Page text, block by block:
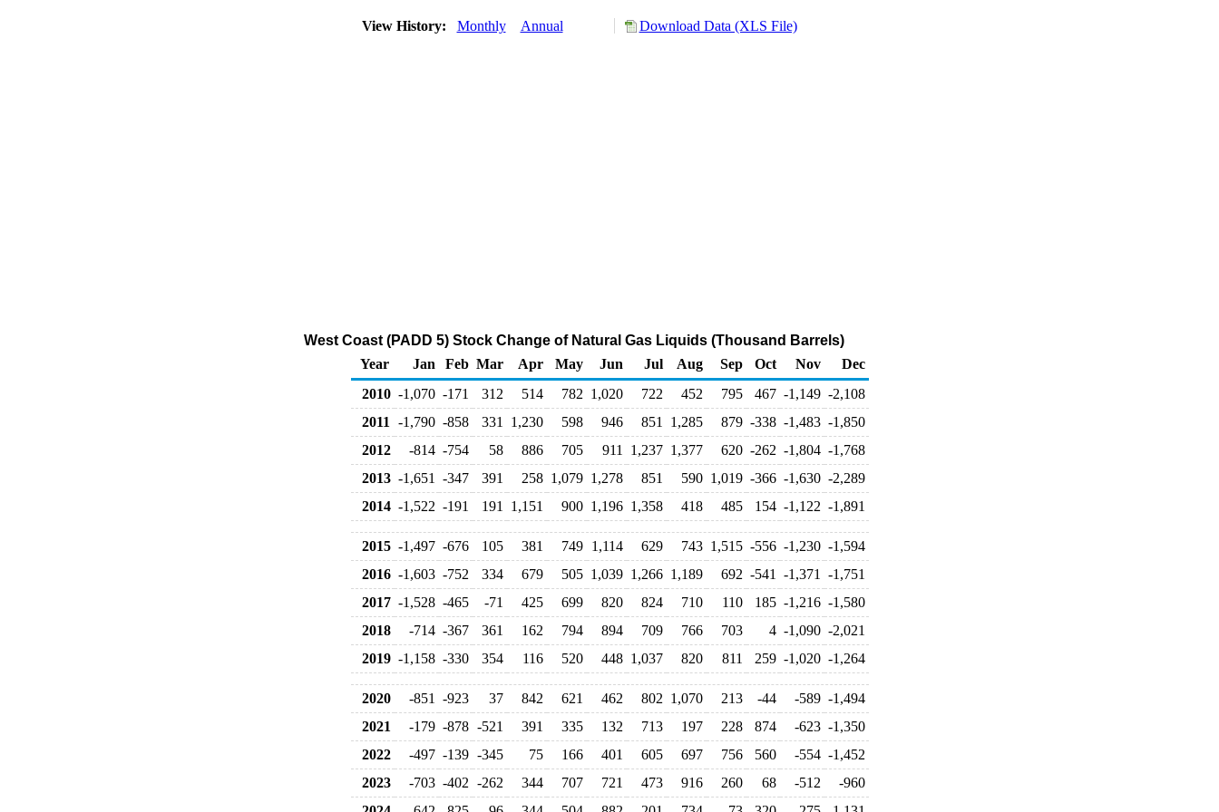
View History: Monthly Annual Download Data (XLS File)
West Coast (PADD 5) Stock Change of Natural Gas Liquids (Thousand Barrels)
Year
Jan Feb Mar Apr May Jun Jul Aug Sep Oct Nov
Dec
2010 -1,070 -171 312 514 782 1,020 722 452 795 467 -1,149 -2,108
2011
-1,790 -858 331 1,230 598 946 851 1,285 879 -338 -1,483 -1,850
2012
-814 -754 58 886 705 911 1,237 1,377 620 -262 -1,804 -1,768
2013 -1,651 -347 391 258 1,079 1,278 851 590 1,019 -366 -1,630 -2,289
2014 -1,522 -191 191 1,151 900 1,196 1,358 418 485 154 -1,122 -1,891
2015 -1,497 -676 105 381 749 1,114 629 743 1,515 -556 -1,230 -1,594
2016 -1,603 -752 334 679 505 1,039 1,266 1,189 692 -541 -1,371
-1,751
2017 -1,528 -465 -71 425 699 820 824 710 110 185 -1,216 -1,580
2018
-714 -367 361 162 794 894 709 766 703 4 -1,090 -2,021
2019 -1,158 -330 354 116 520 448 1,037 820 811 259 -1,020 -1,264
2020 -851 -923 37 842 621 462 802 1,070 213 -44 -589 -1,494
2021
-179 -878 -521 391 335 132 713 197 228 874 -623 -1,350
2022
-497 -139 -345 75 166 401 605 697 756 560 -554 -1,452
2023
-703 -402 -262 344 707 721 473 916 260 68 -512
-960